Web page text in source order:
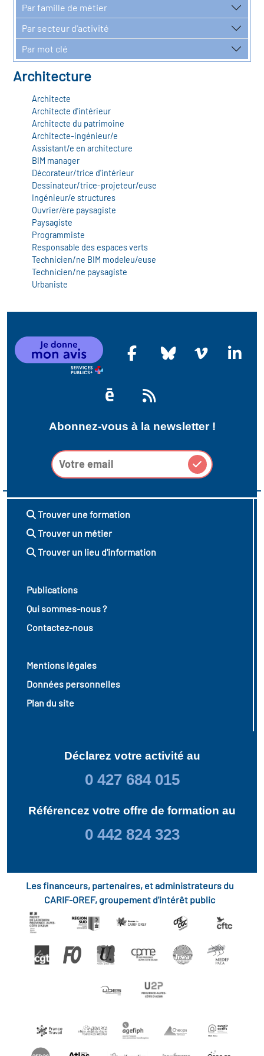
les métiers
clés métiers et
lieu d'information ou
des métiers en
des transitions
de l'Economie
Solidaire (ESS)
du secteur sanitaire
de l'Industrie
emploi-formation
Par famille de métier
Par secteur d'activité
Par mot clé
Architecture
Architecte
Architecte d'intérieur
Architecte du patrimoine
Architecte-ingénieur/e
Assistant/e en architecture
BIM manager
Décorateur/trice d'intérieur
Dessinateur/trice-projeteur/euse
Ingénieur/e structures
Ouvrier/ère paysagiste
Paysagiste
Programmiste
Responsable des espaces verts
Technicien/ne BIM modeleu/euse
Technicien/ne paysagiste
Urbaniste
Abonnez-vous à la newsletter !
Trouver une formation
Trouver un métier
Trouver un lieu d'information
Publications
Qui sommes-nous ?
Contactez-nous
Mentions légales
Données personnelles
Plan du site
Déclarez votre activité au
0 427 684 015
Référencez votre offre de formation au
0 442 824 323
Les financeurs, partenaires, et administrateurs du
CARIF-OREF, groupement d'intérêt public